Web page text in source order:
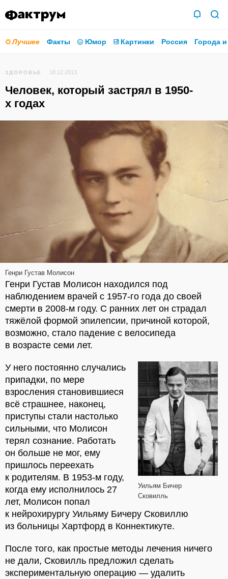
Лучшее Факты Юмор Картинки Россия Города
ЗДОРОВЬЕ 18.12.2013
Человек, который застрял в 1950-
х годах
Генри Густав Молисон
Генри Густав Молисон находился под
наблюдением врачей с 1957-го года до своей
смерти в 2008-м году. С ранних лет он страдал
тяжёлой формой эпилепсии, причиной которой,
возможно, стало падение с велосипеда
в возрасте семи лет.
Уильям Бичер
Сковилль
У него постоянно случались
припадки, по мере
взросления становившиеся
всё страшнее, наконец,
приступы стали настолько
сильными, что Молисон
терял сознание. Работать
он больше не мог, ему
пришлось переехать
к родителям. В 1953-м году,
когда ему исполнилось 27
лет, Молисон попал
к нейрохирургу Уильяму Бичеру Сковиллю
из больницы Хартфорд в Коннектикуте.
После того, как простые методы лечения ничего
не дали, Сковилль предложил сделать
экспериментальную операцию — удалить